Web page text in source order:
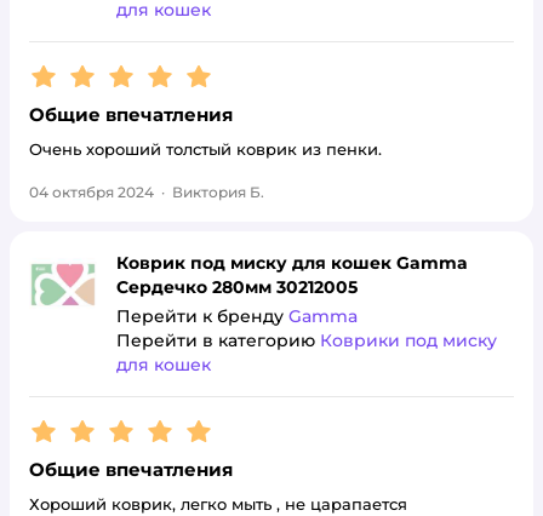
для кошек
Рейтинг:5
Общие впечатления
Очень хороший толстый коврик из пенки.
04 октября 2024 · Виктория Б.
Коврик под миску для кошек Gamma
Сердечко 280мм 30212005
Перейти к бренду Gamma
Перейти в категорию Коврики под миску
для кошек
Рейтинг:5
Общие впечатления
Хороший коврик, легко мыть , не царапается